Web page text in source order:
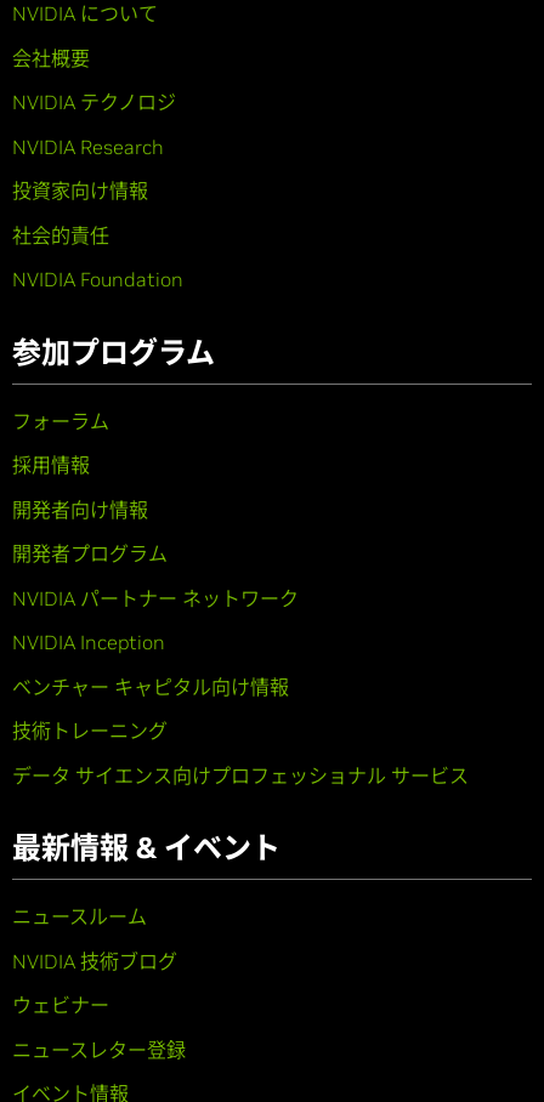
NVIDIA について
会社概要
NVIDIA テクノロジ
NVIDIA Research
投資家向け情報
社会的責任
NVIDIA Foundation
参加プログラム
フォーラム
採用情報
開発者向け情報
開発者プログラム
NVIDIA パートナー ネットワーク
NVIDIA Inception
ベンチャー キャピタル向け情報
技術トレーニング
データ サイエンス向けプロフェッショナル サービス
最新情報 & イベント
ニュースルーム
NVIDIA 技術ブログ
ウェビナー
ニュースレター登録
イベント情報